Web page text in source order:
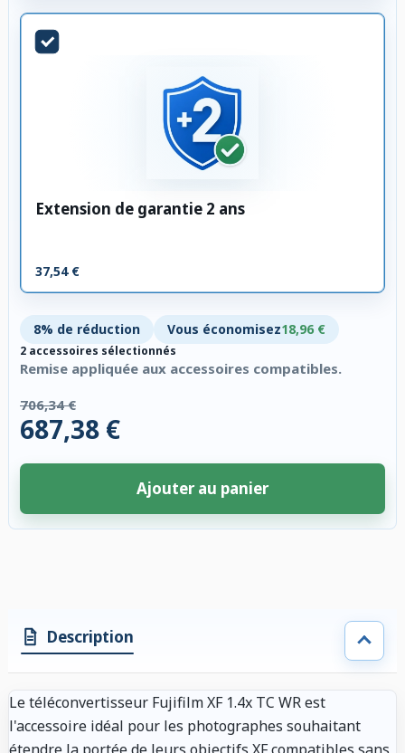
Extension de garantie 2 ans
37,54 €
8% de réduction Vous économisez18,96 €
2 accessoires sélectionnés
Remise appliquée aux accessoires compatibles.
706,34 €
687,38 €
Ajouter au panier
Description
Le téléconvertisseur Fujifilm XF 1.4x TC WR est
l'accessoire idéal pour les photographes souhaitant